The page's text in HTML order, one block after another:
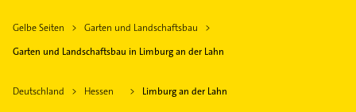
Gelbe Seiten
Garten und Landschaftsbau
Garten und Landschaftsbau in Limburg an der Lahn
Deutschland Hessen Limburg an der Lahn